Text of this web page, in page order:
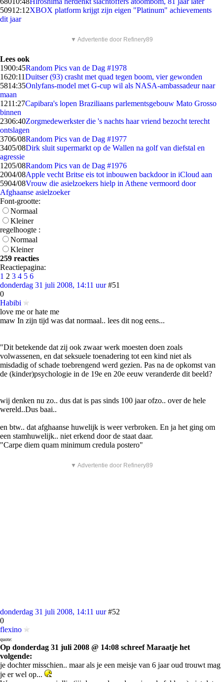
50912:12XBOX platform krijgt zijn eigen "Platinum" achievements
dit jaar
▼ Advertentie door Refinery89
Lees ook
1900:45Random Pics van de Dag #1978
1620:11Duitser (93) crasht met quad tegen boom, vier gewonden
5814:35Onlyfans-model met G-cup wil als NASA-ambassadeur naar
maan
1211:27Capibara's lopen Braziliaans parlementsgebouw Mato Grosso
binnen
2306:40Zorgmedewerkster die 's nachts haar vriend bezocht terecht
ontslagen
3706/08Random Pics van de Dag #1977
3405/08Dirk sluit supermarkt op de Wallen na golf van diefstal en
agressie
1205/08Random Pics van de Dag #1976
2004/08Apple vecht Britse eis tot inbouwen backdoor in iCloud aan
5904/08Vrouw die asielzoekers hielp in Athene vermoord door
Afghaanse asielzoeker
Font-grootte:
Normaal
Kleiner
regelhoogte :
Normaal
Kleiner
259 reacties
Reactiepagina:
1 2 3 4 5 6
donderdag 31 juli 2008, 14:11 uur #51
0
Habibi
love me or hate me
maw In zijn tijd was dat normaal.. lees dit nog eens...
"Dit betekende dat zij ook zwaar werk moesten doen zoals
volwassenen, en dat seksuele toenadering tot een kind niet als
misdadig of schade toebrengend werd gezien. Pas na de opkomst van
de (kinder)psychologie in de 19e en 20e eeuw veranderde dit beeld?
wij denken nu zo.. dus dat is pas sinds 100 jaar ofzo.. over de hele
wereld..Dus baai..
en btw.. dat afghaanse huwelijk is weer verbroken. En ja het ging om
een stamhuwelijk.. niet erkend door de staat daar.
"Carpe diem quam minimum credula postero"
▼ Advertentie door Refinery89
donderdag 31 juli 2008, 14:11 uur #52
0
flexino
quote:
Op donderdag 31 juli 2008 @ 14:08 schreef Maraatje het
volgende:
je dochter misschien.. maar als je een meisje van 6 jaar oud trouwt mag
je er wel op...